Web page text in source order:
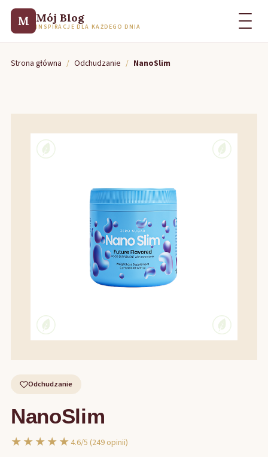
M Mój Blog
INSPIRACJE DLA KAŻDEGO DNIA
Strona główna / Odchudzanie / NanoSlim
Odchudzanie
NanoSlim
★★★★★4.6/5 (249 opinii)